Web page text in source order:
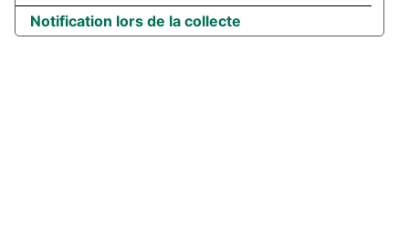
Notification lors de la collecte